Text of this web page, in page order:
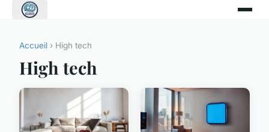
Accueil › High tech
High tech